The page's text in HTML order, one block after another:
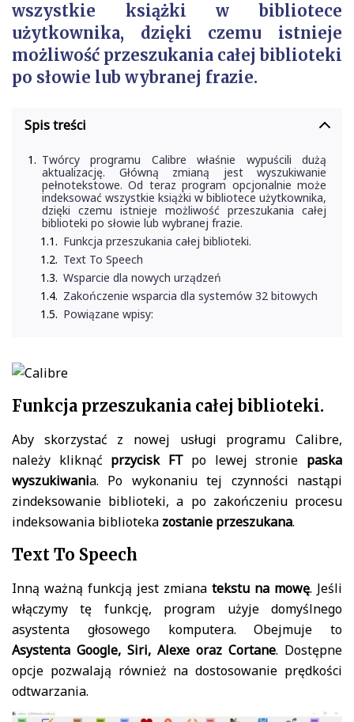
wszystkie książki w bibliotece
użytkownika, dzięki czemu istnieje
możliwość przeszukania całej biblioteki
po słowie lub wybranej frazie.
Spis treści
Twórcy programu Calibre właśnie wypuścili dużą
aktualizację. Główną zmianą jest wyszukiwanie
pełnotekstowe. Od teraz program opcjonalnie może
indeksować wszystkie książki w bibliotece użytkownika,
dzięki czemu istnieje możliwość przeszukania całej
biblioteki po słowie lub wybranej frazie.
Funkcja przeszukania całej biblioteki.
Text To Speech
Wsparcie dla nowych urządzeń
Zakończenie wsparcia dla systemów 32 bitowych
Powiązane wpisy:
Funkcja przeszukania całej biblioteki.
Aby skorzystać z nowej usługi programu Calibre,
należy kliknąć przycisk FTpo lewej stronie paska
wyszukiwania. Po wykonaniu tej czynności nastąpi
zindeksowanie biblioteki, a po zakończeniu procesu
indeksowania biblioteka zostanie przeszukana.
Text To Speech
Inną ważną funkcją jest zmiana tekstu na mowę. Jeśli
włączymy tę funkcję, program użyje domyślnego
asystenta głosowego komputera. Obejmuje to
Asystenta Google, Siri, Alexe oraz Cortane. Dostępne
opcje pozwalają również na dostosowanie prędkości
odtwarzania.